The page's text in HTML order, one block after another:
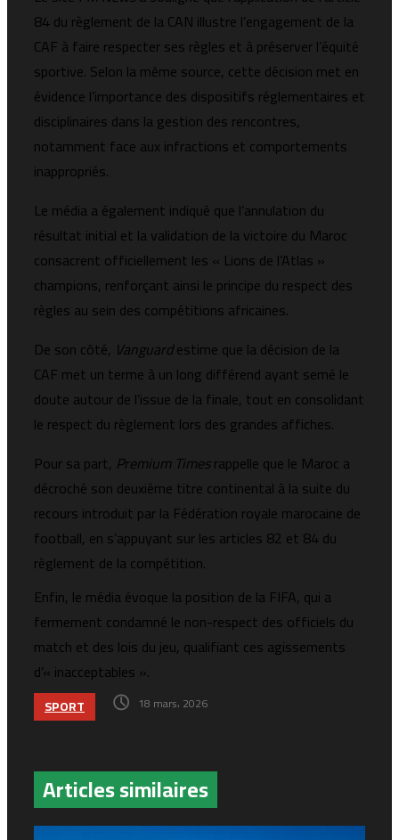
84 du règlement de la CAN illustre l’engagement de la
CAF à faire respecter ses règles et à préserver l’équité
sportive. Selon la même source, cette décision met en
évidence l’importance des dispositifs réglementaires et
disciplinaires dans la gestion des rencontres,
notamment face aux infractions et comportements
inappropriés.
Le média a également indiqué que l’annulation du
résultat initial et la validation de la victoire du Maroc
consacrent officiellement les « Lions de l’Atlas »
champions, renforçant ainsi le principe du respect des
règles au sein des compétitions africaines.
De son côté, Vanguardestime que la décision de la
CAF met un terme à un long différend ayant semé le
doute autour de l’issue de la finale, tout en consolidant
le respect du règlement lors des grandes affiches.
Pour sa part, Premium Timesrappelle que le Maroc a
décroché son deuxième titre continental à la suite du
recours introduit par la Fédération royale marocaine de
football, en s’appuyant sur les articles 82 et 84 du
règlement de la compétition.
Enfin, le média évoque la position de la FIFA, qui a
fermement condamné le non-respect des officiels du
match et des lois du jeu, qualifiant ces agissements
d’« inacceptables ».
SPORT 18 mars، 2026
Articles similaires